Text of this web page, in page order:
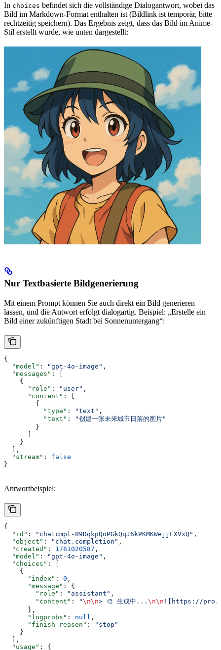
In choices befindet sich die vollständige Dialogantwort, wobei das
Bild im Markdown-Format enthalten ist (Bildlink ist temporär, bitte
rechtzeitig speichern). Das Ergebnis zeigt, dass das Bild im Anime-
Stil erstellt wurde, wie unten dargestellt:
Nur Textbasierte Bildgenerierung
Mit einem Prompt können Sie auch direkt ein Bild generieren
lassen, und die Antwort erfolgt dialogartig. Beispiel: „Erstelle ein
Bild einer zukünftigen Stadt bei Sonnenuntergang“:
{
  "model"
: "gpt-4o-image" ,
  "messages"
: [
    {
      "role"
: "user" ,
      "content"
: [
        {
          "type"
: "text" ,
          "text"
:
"创建一张未来城市日落的图片"
        }
      ]
    }
  ],
  "stream"
: false
}
Antwortbeispiel:
{
  "id"
: "chatcmpl-89DqkpQoPGkQqJ6kPKMKWejjLXVxQ" ,
  "object"
: "chat.completion" ,
  "created"
: 1781020587 ,
  "model"
: "gpt-4o-image" ,
  "choices"
: [
    {
      "index"
: 0 ,
      "message"
: {
        "role"
: "assistant" ,
        "content"
: "\n\n> 🎨 生成中... \n\n ![https://
      },
      "logprobs"
: null ,
      "finish_reason"
:
"stop"
    }
  ],
  "usage"
: {